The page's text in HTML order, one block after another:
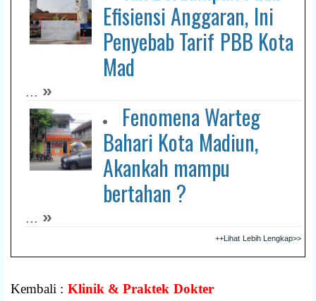
Efisiensi Anggaran, Ini
Penyebab Tarif PBB Kota
Mad
... »
Fenomena Warteg
Bahari Kota Madiun,
Akankah mampu
bertahan ?
... »
++Lihat Lebih Lengkap>>
Kembali : Klinik & Praktek Dokter